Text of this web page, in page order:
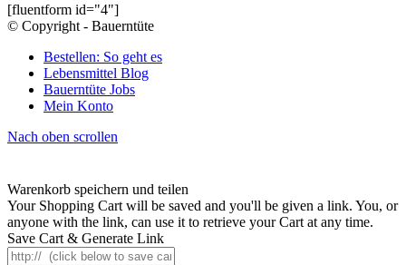
[fluentform id="4"]
© Copyright - Bauerntüte
Bestellen: So geht es
Lebensmittel Blog
Bauerntüte Jobs
Mein Konto
Nach oben scrollen
Warenkorb speichern und teilen
Your Shopping Cart will be saved and you'll be given a link. You, or
anyone with the link, can use it to retrieve your Cart at any time.
Save Cart & Generate Link